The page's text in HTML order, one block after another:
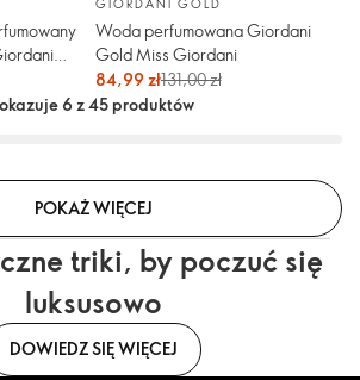
GIORDANI GOLD
Woda perfumowana Giordani
Gold Miss Giordani
84,99 zł131,00 zł
6 z 45 produktów
POKAŻ WIĘCEJ
triki, by poczuć się
luksusowo
DOWIEDZ SIĘ WIĘCEJ